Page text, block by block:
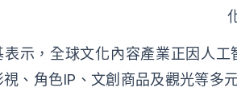
表示，全球文化內容產業正因人
視、角色IP、文創商品及觀光等多